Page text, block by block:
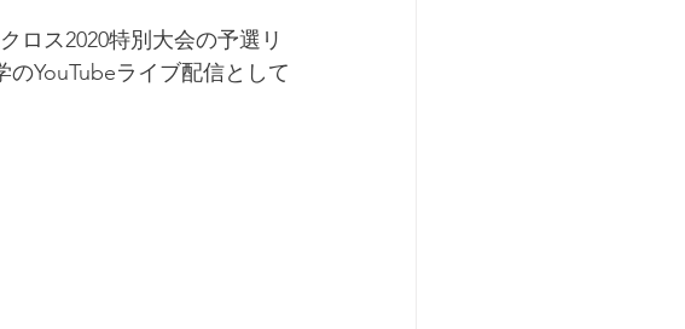
ロス2020特別大会の予選リ
YouTubeライブ配信として